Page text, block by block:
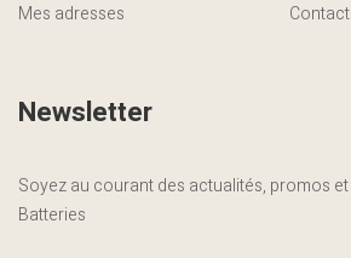
Mes adresses
Newsletter
Soyez au courant des actualités, promos
Batteries